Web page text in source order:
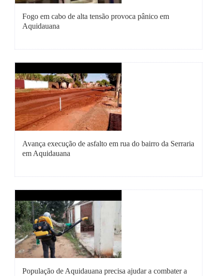
Fale Conosco
Fogo em cabo de alta tensão provoca pânico em
Aquidauana
Avança execução de asfalto em rua do bairro da Serraria
em Aquidauana
População de Aquidauana precisa ajudar a combater a